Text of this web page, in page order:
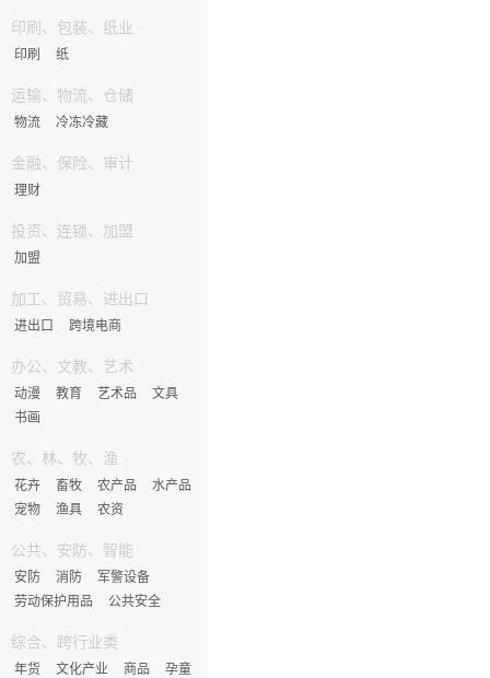
印刷、包装、纸业
印刷 纸
运输、物流、仓储
物流 冷冻冷藏
金融、保险、审计
理财
投资、连锁、加盟
加盟
加工、贸易、进出口
进出口 跨境电商
办公、文教、艺术
动漫 教育 艺术品
文具
书画
农、林、牧、渔
花卉 畜牧 农产品
水产品
宠物
渔具 农资
公共、安防、智能
安防 消防
军警设备
劳动保护用品
公共安全
综合、跨行业类
年货 文化产业 商品 孕童